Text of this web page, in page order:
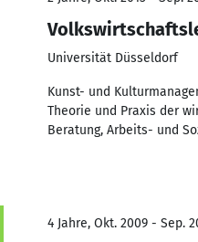
Universität Düsseldorf
Kunst- und
Theorie und Praxis der
Beratung, Arbeits- und
4 Jahre, Okt. 2009 - Sep.